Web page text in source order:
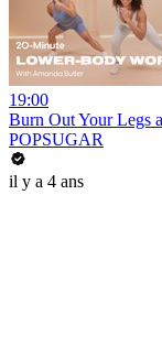
19:00
Burn Out Your Legs
POPSUGAR
il y a 4 ans